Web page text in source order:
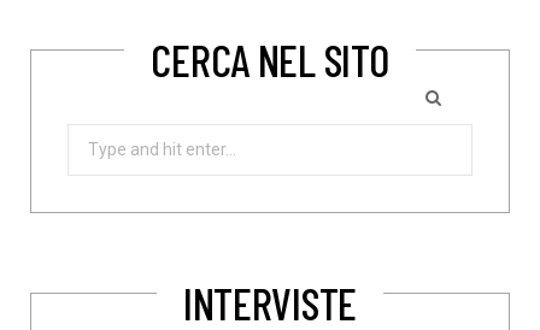
CERCA NEL SITO
Search
INTERVISTE